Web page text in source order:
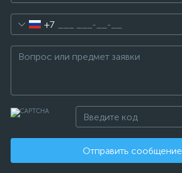
+7
Отправить сообщение